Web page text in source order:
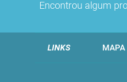
Encontrou algum
LINKS MAPA